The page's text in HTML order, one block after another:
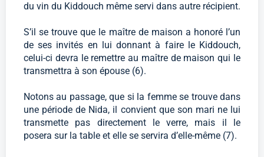
du vin du Kiddouch même servi dans autre récipient.
S’il se trouve que le maître de maison a honoré l’un
de ses invités en lui donnant à faire le Kiddouch,
celui-ci devra le remettre au maître de maison qui le
transmettra à son épouse (6).
Notons au passage, que si la femme se trouve dans
une période de Nida, il convient que son mari ne lui
transmette pas directement le verre, mais il le
posera sur la table et elle se servira d’elle-même (7).